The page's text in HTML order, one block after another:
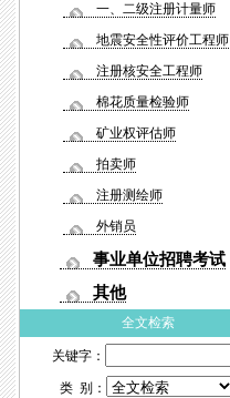
一、二级注册计量师
地震安全性评价工程师
注册核安全工程师
棉花质量检验师
矿业权评估师
拍卖师
注册测绘师
外销员
事业单位招聘考试
其他
全文检索
关键字：
类 别：